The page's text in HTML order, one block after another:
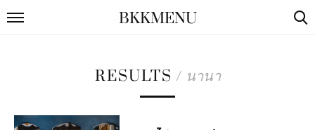
BKKMENU
RESULTS / นานา